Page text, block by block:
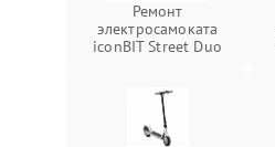
Ремонт
электросамоката
iconBIT Street Duo